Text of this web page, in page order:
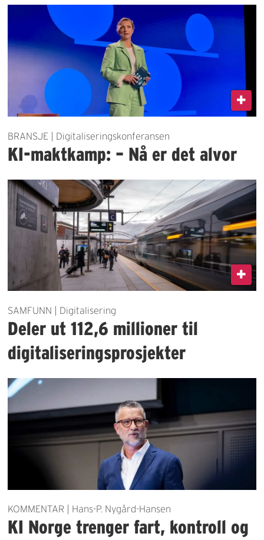
BRANSJE | Digitaliseringskonferansen
KI-maktkamp: – Nå er det alvor
SAMFUNN | Digitalisering
Deler ut 112,6 millioner til
digitaliseringsprosjekter
KOMMENTAR | Hans-P. Nygård-Hansen
KI Norge trenger fart, kontroll og